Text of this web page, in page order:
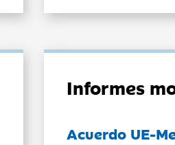
Informes
Acuerdo UE-